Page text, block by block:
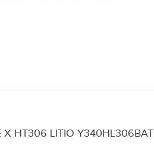
X HT306 LITIO Y340HL306BAT